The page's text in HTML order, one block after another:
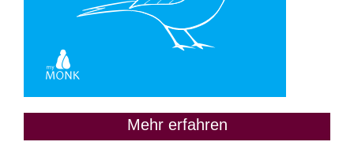
Mehr erfahren